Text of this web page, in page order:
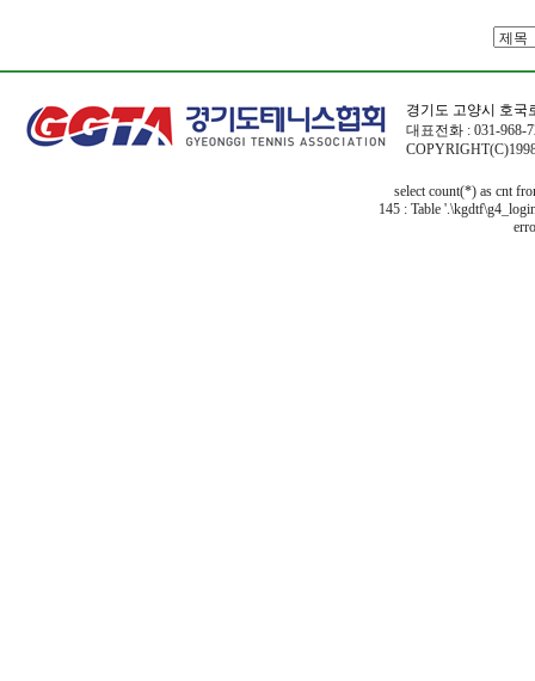
경기도 고양시 호국
대표전화 : 031-968-
select count(*) as cnt
145 : Table